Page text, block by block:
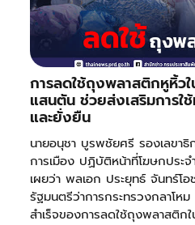
การลดใช้ถุงพลาสติกหูหิ้ว
แสนตัน ช่วยส่งเสริมการใ
และยั่งยืน
นายอนุชา บูรพชัยศรี รองเลขาธิ
การเมือง ปฏิบัติหน้าที่โฆษกประ
เผยว่า พลเอก ประยุทธ์ จันทร์โ
รัฐมนตรีว่าการกระทรวงกลาโห
สำเร็จของการลดใช้ถุงพลาสติกใ